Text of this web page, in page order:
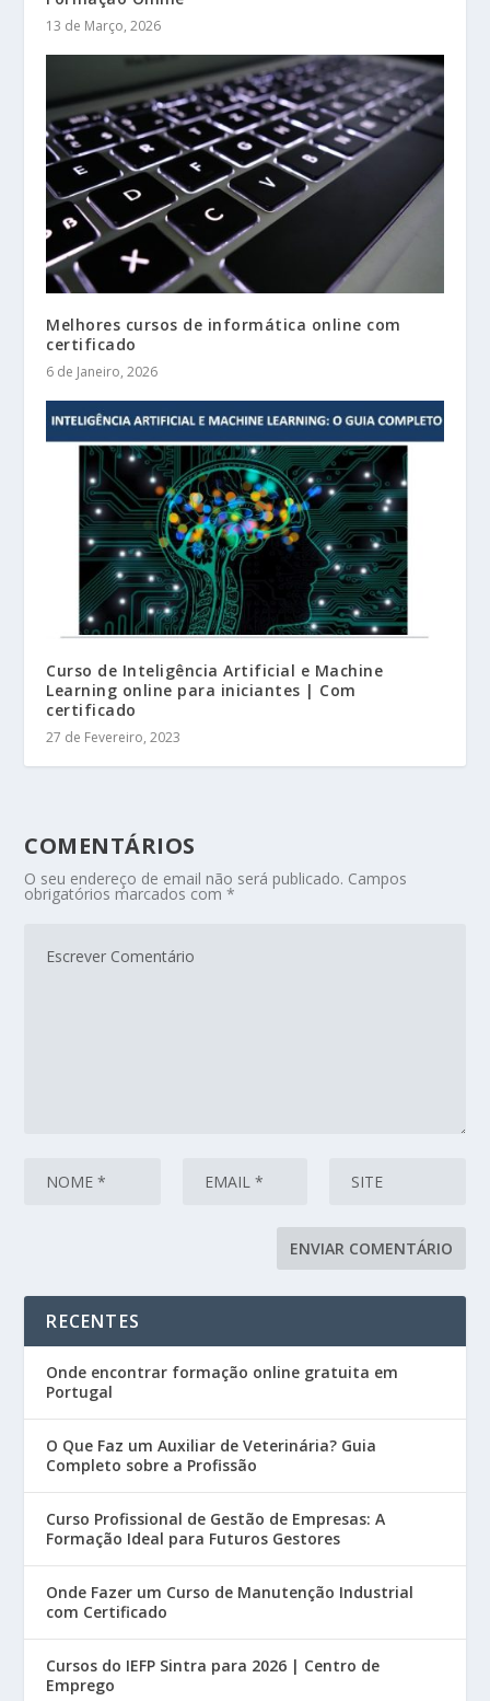
13 de Março, 2026
Melhores cursos de informática online com
certificado
6 de Janeiro, 2026
Curso de Inteligência Artificial e Machine
Learning online para iniciantes | Com
certificado
27 de Fevereiro, 2023
COMENTÁRIOS
O seu endereço de email não será publicado. Campos
obrigatórios marcados com*
RECENTES
Onde encontrar formação online gratuita em
Portugal
O Que Faz um Auxiliar de Veterinária? Guia
Completo sobre a Profissão
Curso Profissional de Gestão de Empresas: A
Formação Ideal para Futuros Gestores
Onde Fazer um Curso de Manutenção Industrial
com Certificado
Cursos do IEFP Sintra para 2026 | Centro de
Emprego